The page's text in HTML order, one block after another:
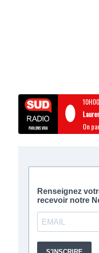
10H00
On